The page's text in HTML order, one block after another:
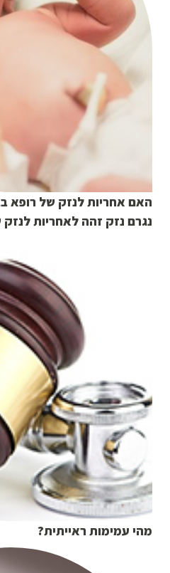
האם אחריות לנזק של רופא
נגרם נזק זהה לאחריות
מהי עמימות ראייתית?